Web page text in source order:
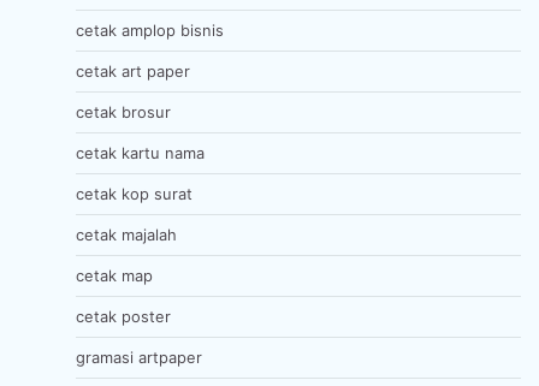
cetak amplop bisnis
cetak art paper
cetak brosur
cetak kartu nama
cetak kop surat
cetak majalah
cetak map
cetak poster
gramasi artpaper